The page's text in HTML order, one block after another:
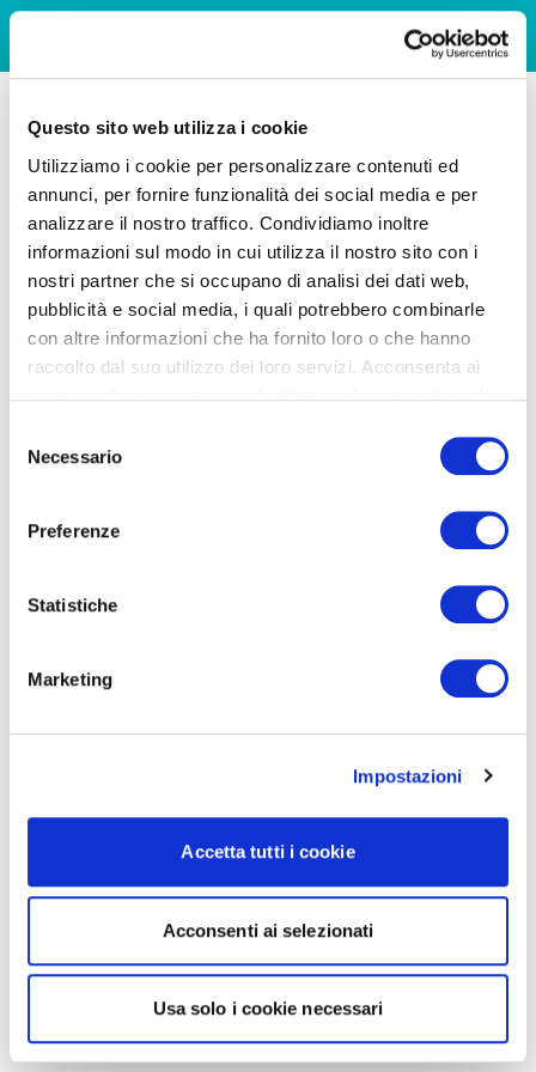
Questo sito web utilizza i cookie
Utilizziamo i cookie per personalizzare contenuti ed
annunci, per fornire funzionalità dei social media e per
analizzare il nostro traffico. Condividiamo inoltre
informazioni sul modo in cui utilizza il nostro sito con i
nostri partner che si occupano di analisi dei dati web,
pubblicità e social media, i quali potrebbero combinarle
con altre informazioni che ha fornito loro o che hanno
raccolto dal suo utilizzo dei loro servizi. Acconsenta ai
delNecessario
Preferenze
Statistiche
Marketing
Impostazioni
Accetta tutti i cookie
Acconsenti ai selezionati
Usa solo i cookie necessari